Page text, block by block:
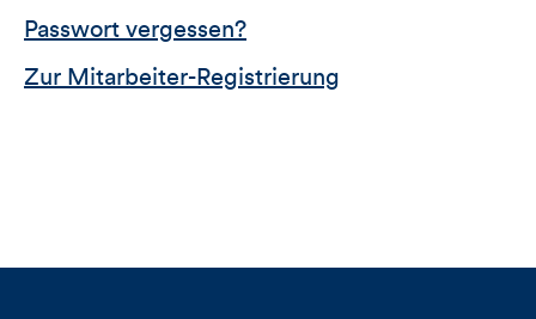
Passwort vergessen?
Zur Mitarbeiter-Registrierung